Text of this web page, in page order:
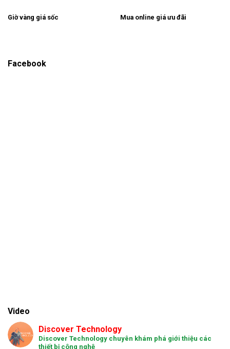
Giờ vàng giá sốc Mua online giá ưu đãi
Facebook
Video
Discover Technology
Discover Technology chuyên khám phá giới thiệu các
thiết bị công nghệ